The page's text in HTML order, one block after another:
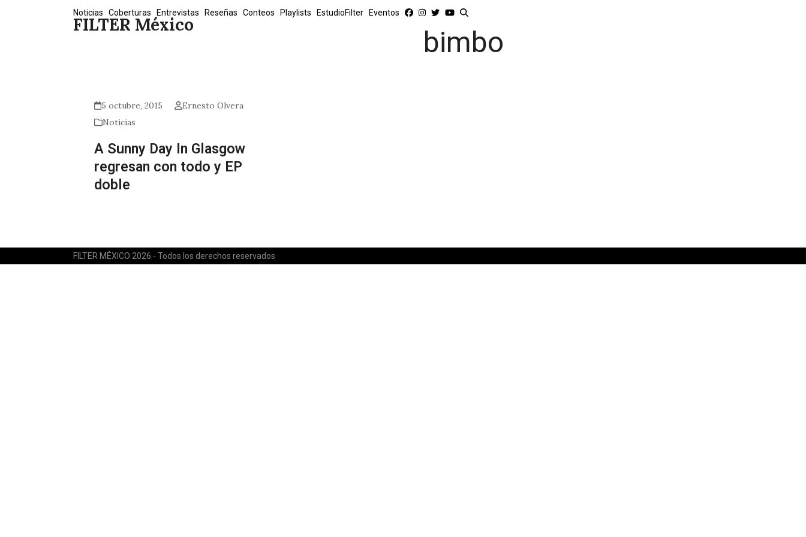
FILTER México
Noticias Coberturas Entrevistas Reseñas Conteos Playlists EstudioFilter Eventos
bimbo
5 octubre, 2015
Ernesto Olvera
Noticias
A Sunny Day In Glasgow
regresan con todo y EP
doble
FILTER MÉXICO 2026 - Todos los derechos reservados